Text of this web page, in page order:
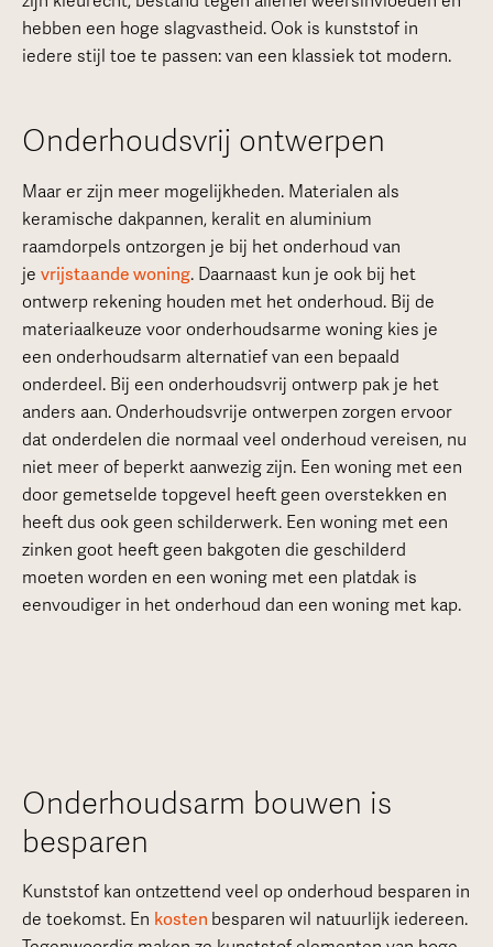
hebben een hoge slagvastheid. Ook is kunststof in
iedere stijl toe te passen: van een klassiek tot modern.
Onderhoudsvrij ontwerpen
Maar er zijn meer mogelijkheden. Materialen als
keramische dakpannen, keralit en aluminium
raamdorpels ontzorgen je bij het onderhoud van
je vrijstaande woning. Daarnaast kun je ook bij het
ontwerp rekening houden met het onderhoud. Bij de
materiaalkeuze voor onderhoudsarme woning kies je
een onderhoudsarm alternatief van een bepaald
onderdeel. Bij een onderhoudsvrij ontwerp pak je het
anders aan. Onderhoudsvrije ontwerpen zorgen ervoor
dat onderdelen die normaal veel onderhoud vereisen, nu
niet meer of beperkt aanwezig zijn. Een woning met een
door gemetselde topgevel heeft geen overstekken en
heeft dus ook geen schilderwerk. Een woning met een
zinken goot heeft geen bakgoten die geschilderd
moeten worden en een woning met een platdak is
eenvoudiger in het onderhoud dan een woning met kap.
Onderhoudsarm bouwen is
besparen
Kunststof kan ontzettend veel op onderhoud besparen in
de toekomst. En kosten besparen wil natuurlijk iedereen.